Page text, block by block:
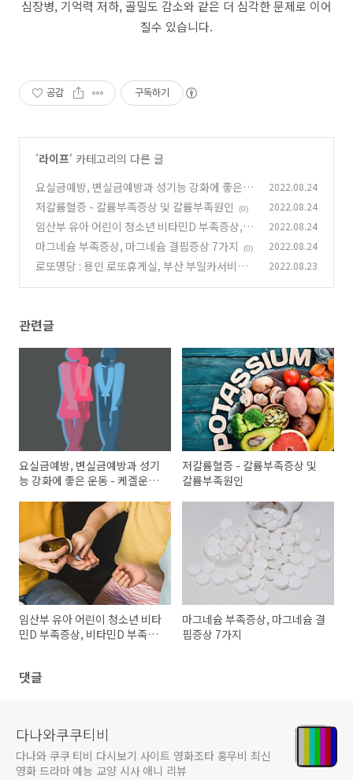
심장병, 기억력 저하, 골밀도 감소와 같은 더 심각한 문제로 이어
질수 있습니다.
공감 구독하기
'라이프' 카테고리의 다른 글
요실금예방, 변실금예방과 성기능 강화에 좋은
운동 - 케겔운동 방법 및 주의사항 (0)
2022.08.24
저칼륨혈증 - 칼륨부족증상 및 칼륨부족원인 (0) 2022.08.24
임산부 유아 어린이 청소년 비타민D 부족증상,
비타민D 부족현상 - 비타민D 효능, 비타민D 많
은 음식 (0)
2022.08.24
마그네슘 부족증상, 마그네슘 결핍증상 7가지 (0) 2022.08.24
로또명당 : 용인 로또휴게실, 부산 부일카서비스
2022.08.23
관련글
요실금예방, 변실금예방과 성기
능 강화에 좋은 운동 - 케겔운동
저칼륨혈증 - 칼륨부족증상 및
칼륨부족원인
임산부 유아 어린이 청소년 비타
민D 부족증상, 비타민D 부족현
마그네슘 부족증상, 마그네슘 결
핍증상 7가지
댓글
다나와쿠쿠티비
다나와 쿠쿠 티비 다시보기 사이트 영화조타 홍무비 최신
영화 드라마 예능 교양 시사 애니 리뷰